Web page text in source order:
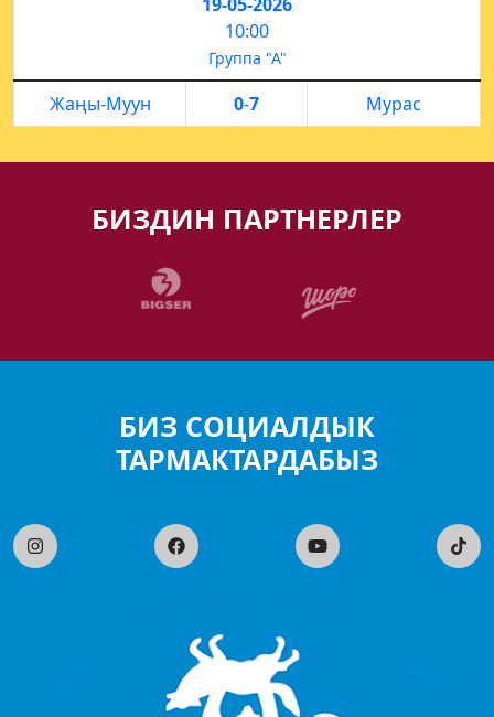
10:00
Группа "А"
Жаңы-Муун 0-7 Мурас
БИЗДИН ПАРТНЕРЛЕР
БИЗ СОЦИАЛДЫК
ТАРМАКТАРДАБЫЗ